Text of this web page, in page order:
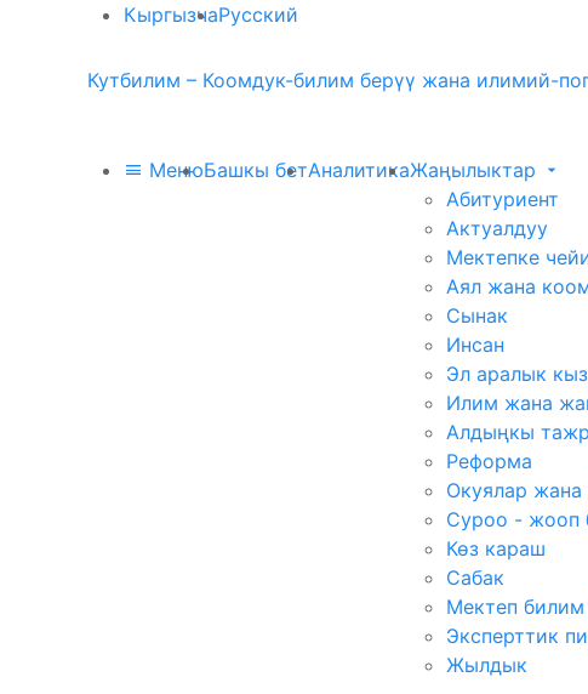
КыргызчаРусский
Кутбилим – Коомдук-билим берүү жана илимий-
МенюБашкы бетАналитикаЖаңылыктар
Абитуриент
Актуалдуу
Мектепке
Аял жана
Сынак
Инсан
Эл аралык
Илим жана
Алдыңкы
Реформа
Окуялар
Суроо - жооп
Көз караш
Сабак
Мектеп билим
Эксперттик
Жылдык